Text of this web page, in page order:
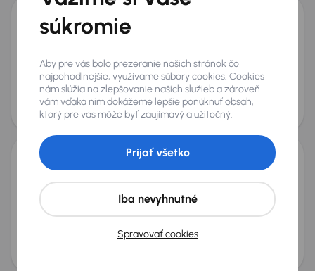
Opel Astra
Kúpené nové v SR 1.6 CDTI
automatická klimatizace
Tempomat
+3 ďalších
Mesačná splátka
od 24 €
Akciová cena na úver
6 300 €
Opel Astra
201790 456 km
Servisná knižka Kúpené nové v SR 1.4 T
súkromie
Aby pre vás bolo prezeranie našich stránok čo
najpohodlnejšie, využívame súbory cookies. Cookies
nám slúžia na zlepšovanie našich služieb a zároveň
vám vďaka nim dokážeme lepšie ponúknuť obsah,
ktorý pre vás môže byť zaujímavý a užitočný.
Spravovať cookies
Iba nevyhnutné
Prijať všetko